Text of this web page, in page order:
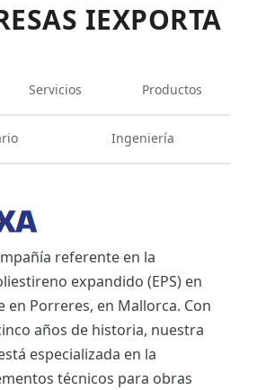
IEXPORTA
Servicios Productos
Ingeniería
referente en la
expandido (EPS) en
en Porreres, en Mallorca. Con
años de historia, nuestra
especializada en la
técnicos para obras